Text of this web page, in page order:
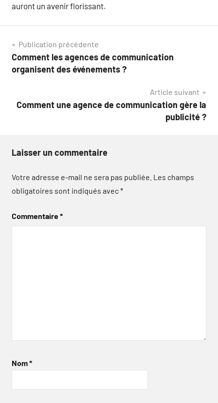
auront un avenir florissant.
Navigation
de
Publication précédente
Comment les agences de communication
organisent des événements ?
Article suivant
Comment une agence de communication gère la
publicité ?
Laisser un commentaire
Votre adresse e-mail ne sera pas publiée. Les champs
obligatoires sont indiqués avec*
Commentaire*
Nom*